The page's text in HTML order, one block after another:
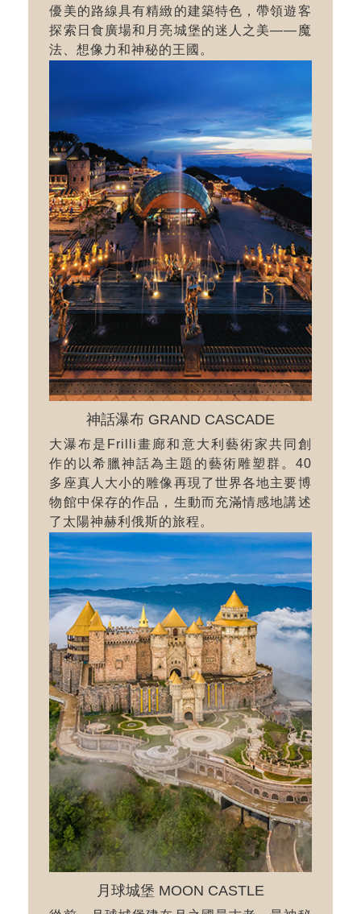
優美的路線具有精緻的建築特色，帶領遊客
探索日食廣場和月亮城堡的迷人之美——魔
法、想像力和神秘的王國。
神話瀑布 GRAND CASCADE
大瀑布是Frilli畫廊和意大利藝術家共同創
作的以希臘神話為主題的藝術雕塑群。40
多座真人大小的雕像再現了世界各地主要博
物館中保存的作品，生動而充滿情感地講述
了太陽神赫利俄斯的旅程。
月球城堡 MOON CASTLE